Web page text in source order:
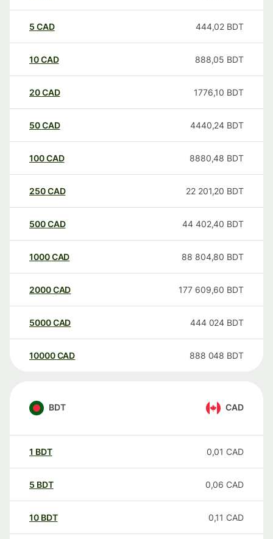
5 CAD 444,02 BDT
10CAD 888,05 BDT
20CAD 1776,10 BDT
50CAD 4440,24 BDT
100CAD 8880,48 BDT
250CAD 22 201,20 BDT
500CAD 44 402,40 BDT
1000CAD 88 804,80 BDT
2000CAD 177 609,60 BDT
5000CAD 444 024 BDT
10000 CAD 888 048 BDT
BDT CAD
1 BDT 0,01 CAD
5 BDT 0,06 CAD
10 BDT 0,11 CAD